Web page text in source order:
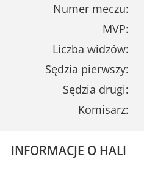
Numer meczu:
MVP:
Liczba widzów:
Sędzia pierwszy:
Sędzia drugi:
Komisarz:
INFORMACJE O HALI